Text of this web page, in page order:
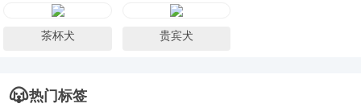
茶杯犬 贵宾犬
热门标签